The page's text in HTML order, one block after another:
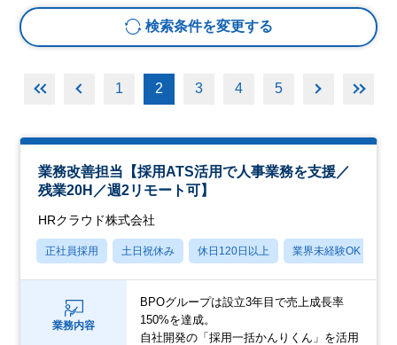
検索条件を変更する
1 2 3 4 5
業務改善担当【採用ATS活用で人事業務を支援／
残業20H／週2リモート可】
HRクラウド株式会社
正社員採用 土日祝休み 休日120日以上 業界未経験OK
業務内容
BPOグループは設立3年目で売上成長率
150%を達成。
自社開発の「採用一括かんりくん」を活用